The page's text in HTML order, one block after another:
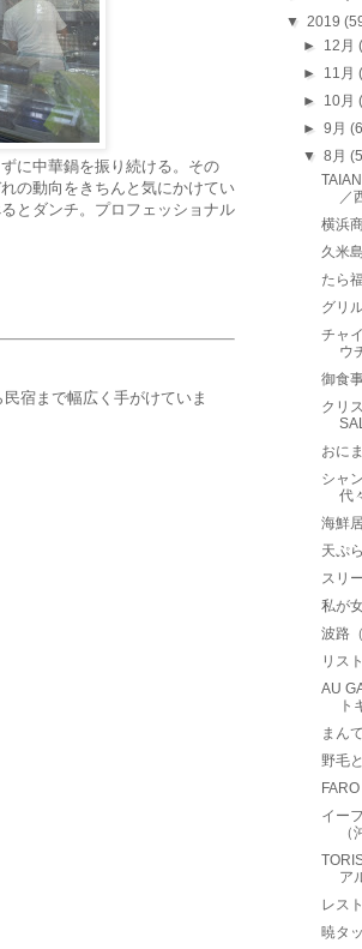
に中華鍋を振り続ける。その
の動向をきちんと気にかけてい
とダンチ。プロフェッショナル
宿まで幅広く手がけていま
▼ 2019
► 12月
► 11月
► 10月
►9月
▼8月
／
横浜
久米
たら
グリ
チャ
ウ
御食
クリ
おに
シャ
代
海鮮
天ぷ
スリ
私が
波路
リス
AU
ト
まん
野毛
イー
ア
レス
暁タ